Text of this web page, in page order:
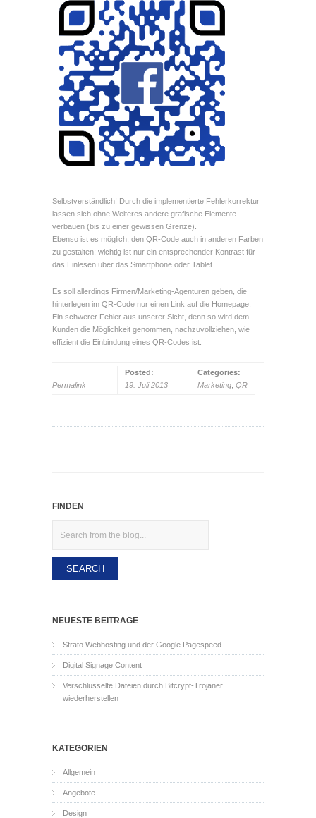
Selbstverständlich! Durch die implementierte Fehlerkorrektur
lassen sich ohne Weiteres andere grafische Elemente
verbauen (bis zu einer gewissen Grenze).
Ebenso ist es möglich, den QR-Code auch in anderen Farben
zu gestalten; wichtig ist nur ein entsprechender Kontrast für
das Einlesen über das Smartphone oder Tablet.
Es soll allerdings Firmen/Marketing-Agenturen geben, die
hinterlegen im QR-Code nur einen Link auf die Homepage.
Ein schwerer Fehler aus unserer Sicht, denn so wird dem
Kunden die Möglichkeit genommen, nachzuvollziehen, wie
effizient die Einbindung eines QR-Codes ist.
Permalink
Posted:
19. Juli 2013
Categories:
Marketing QR
FINDEN
NEUESTE BEITRÄGE
Strato Webhosting und der Google Pagespeed
Digital Signage Content
Verschlüsselte Dateien durch Bitcrypt-Trojaner
wiederherstellen
KATEGORIEN
Allgemein
Angebote
Design